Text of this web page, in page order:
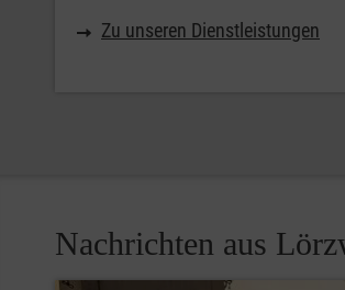
Zu unseren Dienstleistungen
Nachrichten aus